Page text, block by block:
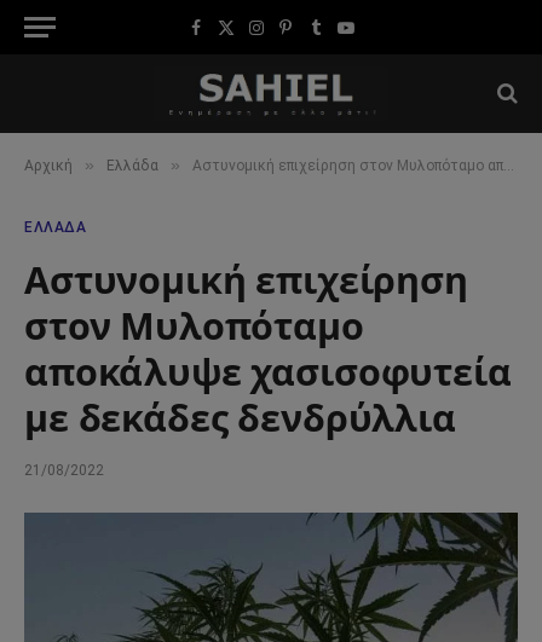
Facebook
X
Instagram
Pinterest
TumblrYouTube
Αρχική » Ελλάδα » Αστυνομική επιχείρηση στον Μυλοπόταμο αποκάλυψε χασισοφυτεία με δεκάδες δενδρύλλια
ΕΛΛΆΔΑ
Αστυνομική επιχείρηση
στον Μυλοπόταμο
αποκάλυψε χασισοφυτεία
με δεκάδες δενδρύλλια
21/08/2022